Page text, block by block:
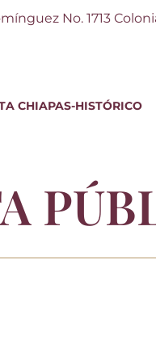
No. 1713
CHIAPAS-HISTÓRICO